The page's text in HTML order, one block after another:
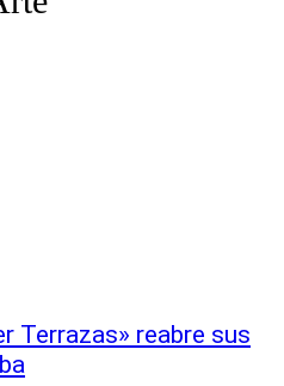
Terrazas» reabre sus